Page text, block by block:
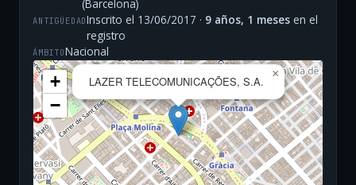
(Barcelona)
ANTIGÜEDADInscrito el 13/06/2017 · 9 años, 1 meses en el
registro
ÁMBITONacional
LAZER TELECOMUNICAÇÕES, S.A.
×
+
−